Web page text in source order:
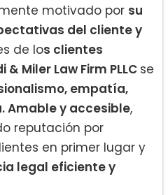
motivado por su
del cliente y
de los clientes
Miler Law Firm PLLC se
empatía,
Amable y accesible,
reputación por
en primer lugar y
legal eficiente y